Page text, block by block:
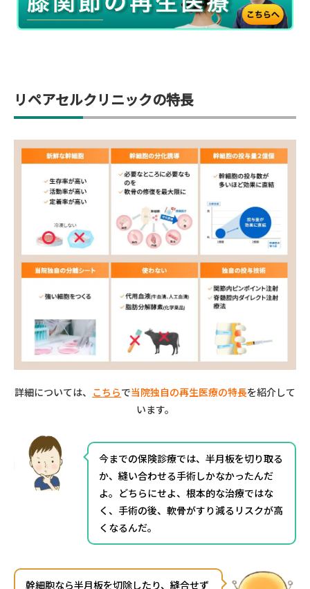
リペアセルクリニックの特長
詳細については、 こちらで当院独自の再生医療の特長を紹介して
います。
今までの保険診療では、半月板を切り取る
か、縫い合わせる手術しかなかったんだ
よ。どちらにせよ、根本的な治療ではな
く、手術の後、軟骨がすり減るリスクが高
くなるんだ。
幹細胞なら半月板を切除したり、縫合せず